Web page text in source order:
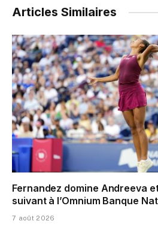
Articles Similaires
Fernandez domine Andreeva
suivant à l’Omnium Banque
7 août 2026